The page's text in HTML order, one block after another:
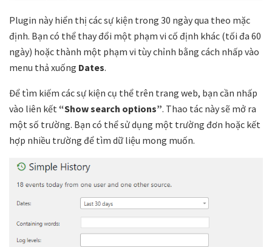
Plugin này hiển thị các sự kiện trong 30 ngày qua theo mặc
định. Bạn có thể thay đổi một phạm vi cố định khác (tối đa 60
ngày) hoặc thành một phạm vi tùy chỉnh bằng cách nhấp vào
menu thả xuống Dates.
Để tìm kiếm các sự kiện cụ thể trên trang web, bạn cần nhấp
vào liên kết “Show search options”. Thao tác này sẽ mở ra
một số trường. Bạn có thể sử dụng một trường đơn hoặc kết
hợp nhiều trường để tìm dữ liệu mong muốn.